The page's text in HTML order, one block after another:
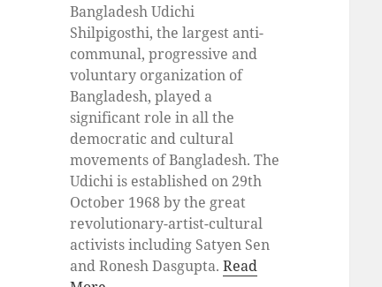
Bangladesh Udichi
Shilpigosthi, the largest anti-
communal, progressive and
voluntary organization of
Bangladesh, played a
significant role in all the
democratic and cultural
movements of Bangladesh. The
Udichi is established on 29th
October 1968 by the great
revolutionary-artist-cultural
activists including Satyen Sen
and Ronesh Dasgupta.Read